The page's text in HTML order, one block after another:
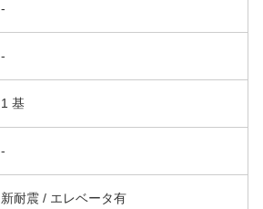
-
-
1 基
-
新耐震 / エレベータ有